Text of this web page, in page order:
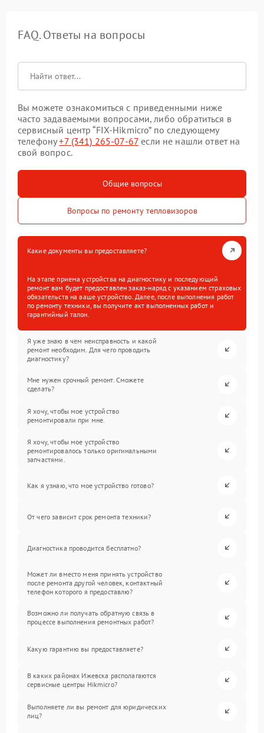
FAQ. Ответы на вопросы
Вы можете ознакомиться с приведенными ниже
часто задаваемыми вопросами, либо обратиться в
сервисный центр “FIX-Hikmicro” по следующему
телефону+7 (341) 265-07-67 если не нашли ответ на
свой вопрос.
Общие вопросы
Вопросы по ремонту тепловизоров
Какие документы вы предоставляете?
На этапе приема устройства на диагностику и последующий
ремонт вам будет предоставлен заказ-наряд с указанием страховых
обязательств на ваше устройство. Далее, после выполнения работ
по ремонту техники, вы получите акт выполненных работ и
гарантийный талон.
Я уже знаю в чем неисправность и какой
ремонт необходим. Для чего проводить
диагностику?
Мне нужен срочный ремонт. Сможете
сделать?
Я хочу, чтобы мое устройство
ремонтировали при мне.
Я хочу, чтобы мое устройство
ремонтировалось только оригинальными
запчастями.
Как я узнаю, что мое устройство готово?
От чего зависит срок ремонта техники?
Диагностика проводится бесплатно?
Может ли вместо меня принять устройство
после ремонта другой человек, контактный
телефон которого я предоставлю?
Возможно ли получать обратную связь в
процессе выполнения ремонтных работ?
Какую гарантию вы предоставляете?
В каких районах Ижевска располагаются
сервисные центры Hikmicro?
Выполняете ли вы ремонт для юридических
лиц?